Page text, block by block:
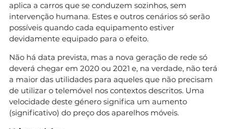
aplica a carros que se conduzem sozinhos, sem
intervenção humana. Estes e outros cenários só serão
possíveis quando cada equipamento estiver
devidamente equipado para o efeito.
Não há data prevista, mas a nova geração de rede só
deverá chegar em 2020 ou 2021 e, na verdade, não terá
a maior das utilidades para aqueles que não precisam
de utilizar o telemóvel nos contextos descritos. Uma
velocidade deste género significa um aumento
(significativo) do preço dos aparelhos móveis.